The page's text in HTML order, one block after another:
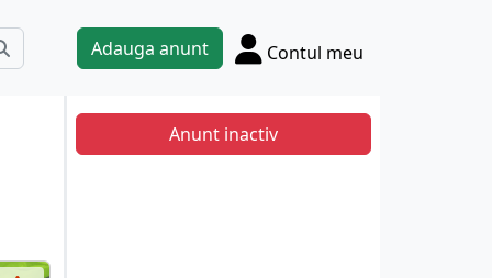
Adauga anunt Contul meu
Anunt inactiv